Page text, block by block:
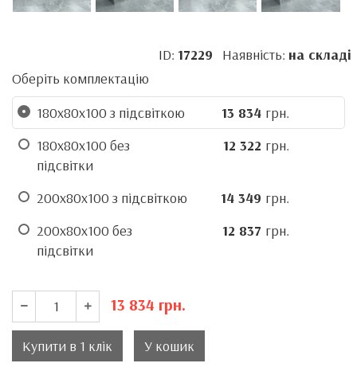
ID: 17229 Наявність: на складі
Оберіть комплектацію
180х80х100 з підсвіткою
13 834 грн.
180х80х100 без
підсвітки
12 322 грн.
200х80х100 з підсвіткою 14 349 грн.
200х80х100 без
підсвітки
12 837 грн.
13 834 грн.
Купити в 1 клік У кошик